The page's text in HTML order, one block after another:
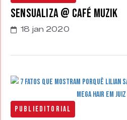
Sensualiza @ Café Muzik
18 jan 2020
Publieditorial